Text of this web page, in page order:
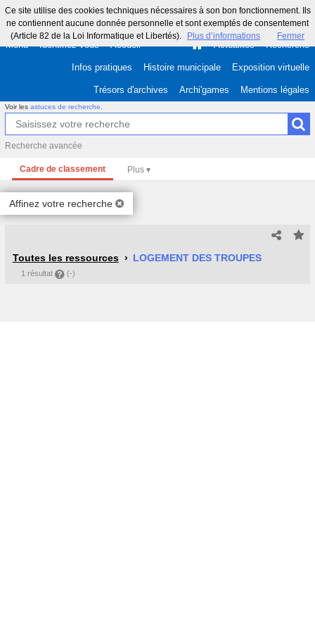
Ce site utilise des cookies techniques nécessaires à son bon fonctionnement. Ils
ne contiennent aucune donnée personnelle et sont exemptés de consentement
(Article 82 de la Loi Informatique et Libertés).
Plus d’informations Fermer
Menu Identifiez-vous Accueil Actualités Recherche
Infos pratiques Histoire municipale Exposition virtuelle
Trésors d'archives Archi'games Mentions légales
Voir les astuces de recherche
Recherche avancée
Cadre de classement
Affinez votre recherche
Toutes les ressources LOGEMENT DES TROUPES
1 résultat (-)